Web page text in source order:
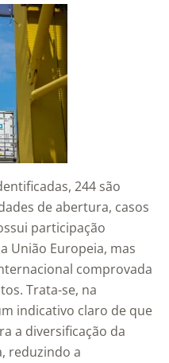
244 são
de abertura, casos
participação
União Europeia, mas
comprovada
Trata-se, na
indicativo claro de que
a diversificação da
reduzindo a